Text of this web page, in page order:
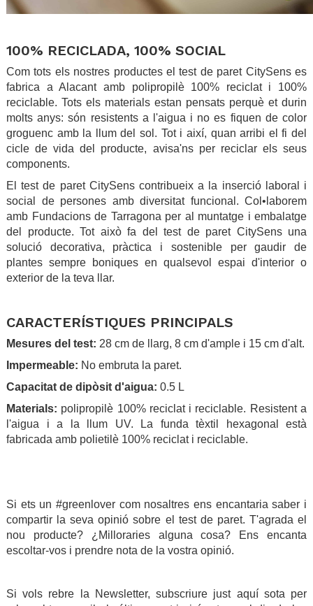
100% RECICLADA, 100% SOCIAL
Com tots els nostres productes el test de paret CitySens es
fabrica a Alacant amb polipropilè 100% reciclat i 100%
reciclable. Tots els materials estan pensats perquè et durin
molts anys: són resistents a l'aigua i no es fiquen de color
groguenc amb la llum del sol. Tot i així, quan arribi el fi del
cicle de vida del producte, avisa'ns per reciclar els seus
components.
El test de paret CitySens contribueix a la inserció laboral i
social de persones amb diversitat funcional. Col•laborem
amb Fundacions de Tarragona per al muntatge i embalatge
del producte. Tot això fa del test de paret CitySens una
solució decorativa, pràctica i sostenible per gaudir de
plantes sempre boniques en qualsevol espai d'interior o
exterior de la teva llar.
CARACTERÍSTIQUES PRINCIPALS
Mesures del test: 28 cm de llarg, 8 cm d'ample i 15 cm d'alt.
Impermeable: No embruta la paret.
Capacitat de dipòsit d'aigua: 0.5 L
Materials: polipropilè 100% reciclat i reciclable. Resistent a
l'aigua i a la llum UV. La funda tèxtil hexagonal està
fabricada amb polietilè 100% reciclat i reciclable.
Si ets un #greenlover com nosaltres ens encantaria saber i
compartir la seva opinió sobre el test de paret. T'agrada el
nou producte? ¿Milloraries alguna cosa? Ens encanta
escoltar-vos i prendre nota de la vostra opinió.
Si vols rebre la Newsletter, subscriure just aquí sota per